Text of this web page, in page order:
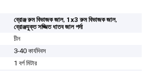
ব্রোঞ্জ রুম বিভাজক জাল, 1x3 রুম বিভাজক জাল,
ব্রোঞ্জযুক্ত সজ্জিত ধাতব জাল পর্দা
চীন
3-40 কার্যদিবস
1 বর্গ মিটার